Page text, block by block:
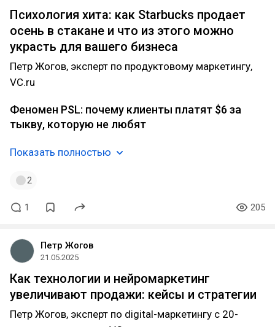
Психология хита: как Starbucks продает
осень в стакане и что из этого можно
украсть для вашего бизнеса
Петр Жогов, эксперт по продуктовому маркетингу,
VC.ru
Феномен PSL: почему клиенты платят $6 за
тыкву, которую не любят
Показать полностью
2
1 205
Петр Жогов
21.05.2025
Как технологии и нейромаркетинг
увеличивают продажи: кейсы и стратегии
Петр Жогов, эксперт по digital-маркетингу с 20-